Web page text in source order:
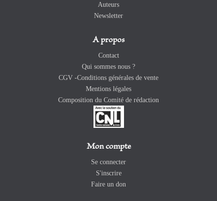
Auteurs
Newsletter
A propos
Contact
Qui sommes nous ?
CGV -Conditions générales de vente
Mentions légales
Composition du Comité de rédaction
Mon compte
Se connecter
S'inscrire
Faire un don